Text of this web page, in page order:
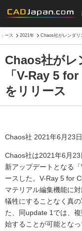
ース 2021年 Chaos社がレンダ
Chaos社がレ
「V-Ray 5
をリリース
Chaos社 2021年6月23日
Chaos社は2021年6月
新アップデートとなる
ースした。V-Ray 5 for
マテリアル編集機能に
犠牲にすることなく真
た、同update 1では、
始することが可能とな